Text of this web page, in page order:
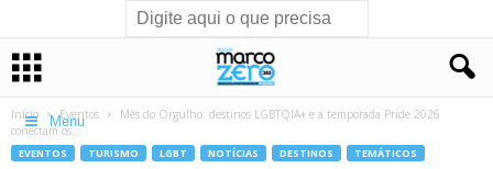
Menu
Início Eventos
Mês do Orgulho: destinos LGBTQIA+ e a temporada Pride 2026
conectam os...
EVENTOS TURISMO LGBT NOTÍCIAS DESTINOS TEMÁTICOS